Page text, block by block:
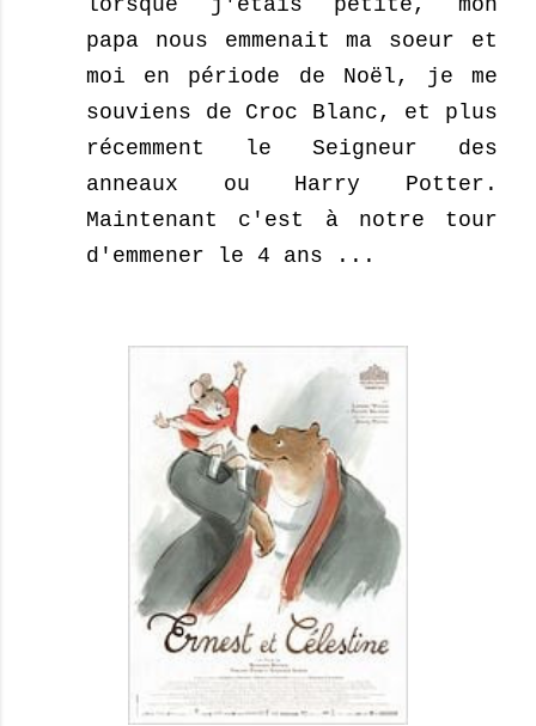
papa nous emmenait ma soeur et
moi en période de Noël, je me
souviens de Croc Blanc, et plus
récemment le Seigneur des
anneaux ou Harry Potter.
Maintenant c'est à notre tour
d'emmener le 4 ans ...